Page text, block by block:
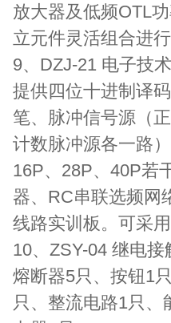
放大器及低频OTL
立元件灵活组合进
9、DZJ-21 电子技
提供四位十进制译
笔、脉冲信号源（
计数脉冲源各一路
16P、28P、40P若
器、RC串联选频网
线路实训板。可采
10、ZSY-04 继电
熔断器5只、按钮1
只、整流电路1只